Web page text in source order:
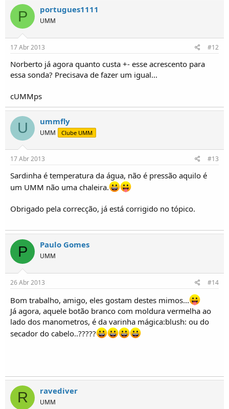
P portugues1111
UMM
17 Abr 2013 #12
Norberto já agora quanto custa +- esse acrescento para
essa sonda? Precisava de fazer um igual...
cUMMps
U ummfly
UMM Clube UMM
17 Abr 2013 #13
Sardinha é temperatura da água, não é pressão aquilo é
um UMM não uma chaleira.
Obrigado pela correcção, já está corrigido no tópico.
P Paulo Gomes
UMM
26 Abr 2013 #14
Bom trabalho, amigo, eles gostam destes mimos...
Já agora, aquele botão branco com moldura vermelha ao
lado dos manometros, é da varinha mágica:blush: ou do
secador do cabelo..?????
R ravediver
UMM